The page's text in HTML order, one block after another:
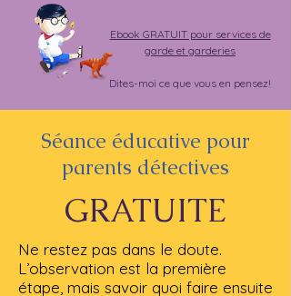
Ebook GRATUIT pour services de
garde et garderies
Dites-moi ce que vous en pensez!
Séance éducative pour
parents détectives
GRATUITE
Ne restez pas dans le doute.
L’observation est la première
étape, mais savoir quoi faire ensuite